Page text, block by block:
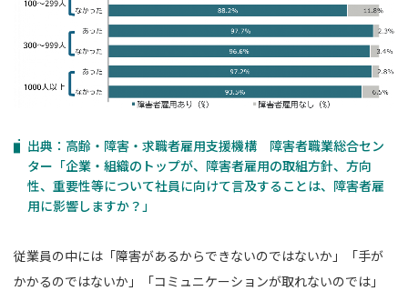
出典：高齢・障害・求職者雇用支援機構 障害者職業総合セン
ター「企業・組織のトップが、障害者雇用の取組方針、方向
性、重要性等について社員に向けて言及することは、障害者雇
用に影響しますか？」
従業員の中には「障害があるからできないのではないか」「手が
かかるのではないか」「コミュニケーションが取れないのでは」